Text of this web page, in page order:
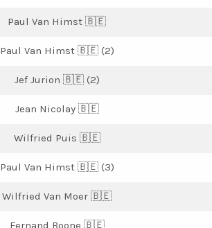
Paul Van Himst 🇧🇪
Paul Van Himst 🇧🇪 (2)
Jef Jurion 🇧🇪 (2)
Jean Nicolay 🇧🇪
Wilfried Puis 🇧🇪
Paul Van Himst 🇧🇪 (3)
Wilfried Van Moer 🇧🇪